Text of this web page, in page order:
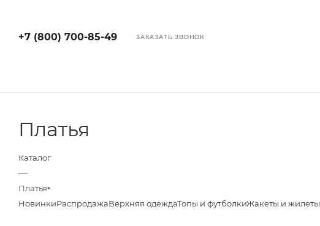
+7 (800) 700-85-49 ЗАКАЗАТЬ ЗВОНОК
Платья
Каталог
—
Платья
НовинкиРаспродажаВерхняя одеждаТопы и футболкиЖакеты и жилеты